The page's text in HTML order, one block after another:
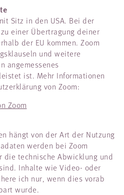
Sitz in den USA. Bei der
einer Übertragung deiner
der EU kommen. Zoom
und weitere
angemessenes
ist. Mehr Informationen
von Zoom:
Zoom
hängt von der Art der Nutzung
werden bei Zoom
die technische Abwicklung und
Inhalte wie Video- oder
ich nur, wenn dies vorab
wurde.